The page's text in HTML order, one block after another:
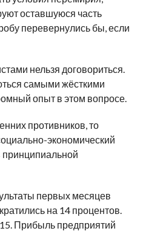
оставшуюся часть
перевернулись бы, если
нельзя договориться.
самыми жёсткими
опыт в этом вопросе.
противников, то
экономический
принципиальной
первых месяцев
на 14 процентов.
Прибыль предприятий